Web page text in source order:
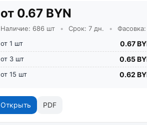
от 0.67 BYN
Наличие: 686 шт • Срок: 7 дн. •
Фасовка:
от 1 шт
0.67
от 3 шт 0.65
от 15 шт 0.62
Открыть PDF